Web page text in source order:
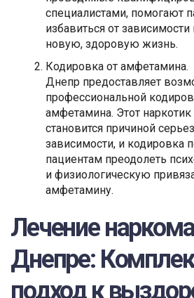
специалистами, помогают
избавиться от зависимости
новую, здоровую жизнь.
Кодировка от амфетамина.
Днепр предоставляет
профессиональной
амфетамина. Этот наркотик
становится причиной
зависимости, и кодировка
пациентам преодолеть
и физиологическую
амфетамину.
Лечение
Днепре:
подход к